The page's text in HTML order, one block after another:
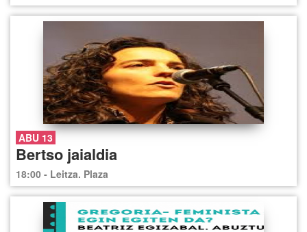
ABU 13
Bertso jaialdia
18:00 - Leitza. Plaza